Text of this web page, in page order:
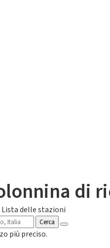
di
Lista delle stazioni
Cerca
più preciso.